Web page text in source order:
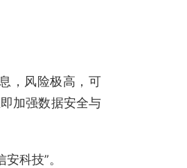
，风险极高，可
加强数据安全与
科技”。